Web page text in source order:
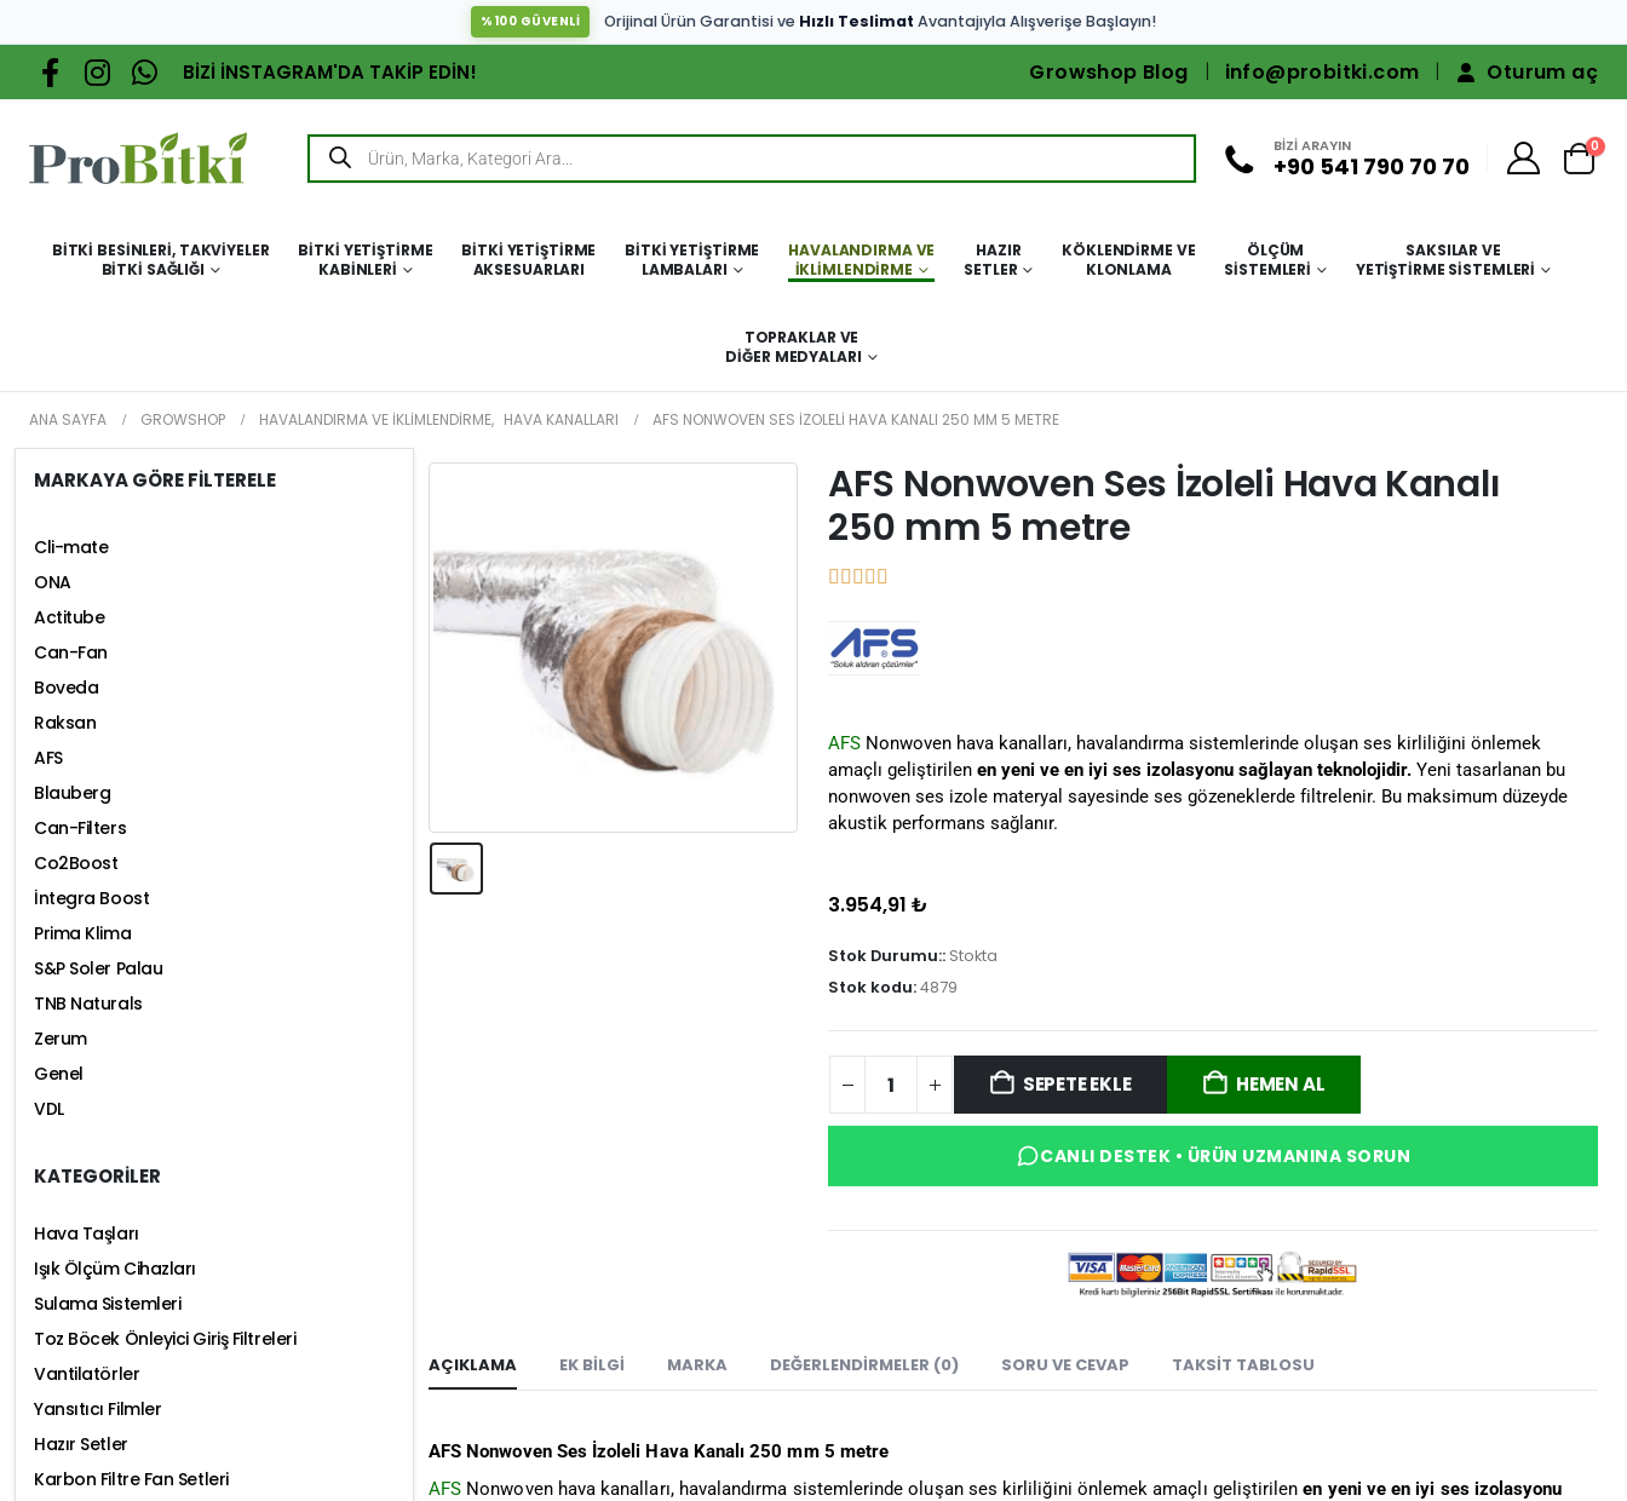
%100 GÜVENLİ Orijinal Ürün Garantisi ve Hızlı Teslimat Avantajıyla Alışverişe Başlayın!
BİZİ İNSTAGRAM'DA TAKİP EDİN! Growshop Blog info@probitki.com Oturum aç
BİZİ ARAYIN
+90 541 790 70 70
0
BITKI BESINLERI, TAKVIYELER
BITKI SAĞLIĞI
BITKI YETIŞTIRME
KABINLERI
BITKI YETIŞTIRME
AKSESUARLARI
BITKI YETIŞTIRME
LAMBALARI
HAVALANDIRMA VE
İKLIMLENDIRME
HAZIR
SETLER
KÖKLENDIRME VE
KLONLAMA
ÖLÇÜM
SISTEMLERI
SAKSILAR VE
YETIŞTIRME SISTEMLERI
TOPRAKLAR VE
DIĞER MEDYALARI
ANA SAYFA GROWSHOP HAVALANDIRMA VE İKLIMLENDIRME, HAVA KANALLARI AFS NONWOVEN SES İZOLELI HAVA KANALI 250 MM 5 METRE
AFS Nonwoven Ses İzoleli Hava Kanalı
250 mm 5 metre
AFS Nonwoven hava kanalları, havalandırma sistemlerinde oluşan ses kirliliğini önlemek
amaçlı geliştirilen en yeni ve en iyi ses izolasyonu sağlayan teknolojidir. Yeni tasarlanan bu
nonwoven ses izole materyal sayesinde ses gözeneklerde filtrelenir. Bu maksimum düzeyde
akustik performans sağlanır.
3.954,91 ₺
Stok Durumu:: Stokta
Stok kodu:4879
SEPETE EKLE HEMEN AL
CANLI DESTEK • ÜRÜN UZMANINA SORUN
AÇIKLAMA EK BILGI MARKA DEĞERLENDIRMELER (0) SORU VE CEVAP TAKSIT TABLOSU
AFS Nonwoven Ses İzoleli Hava Kanalı 250 mm 5 metre
AFS Nonwoven hava kanalları, havalandırma sistemlerinde oluşan ses kirliliğini önlemek amaçlı geliştirilenen yeni ve en iyi ses izolasyonu
MARKAYA GÖRE FİLTERELE
Cli-mate
ONA
Actitube
Can-Fan
Boveda
Raksan
AFS
Blauberg
Can-Filters
Co2Boost
İntegra Boost
Prima Klima
S&P Soler Palau
TNB Naturals
Zerum
Genel
VDL
KATEGORİLER
Hava Taşları
Işık Ölçüm Cihazları
Sulama Sistemleri
Toz Böcek Önleyici Giriş Filtreleri
Vantilatörler
Yansıtıcı Filmler
Hazır Setler
Karbon Filtre Fan Setleri